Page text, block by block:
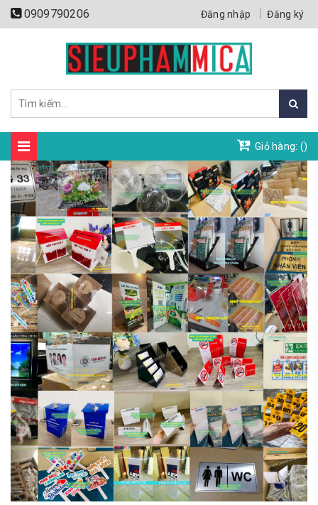
0909790206 Đăng nhập Đăng ký
Giỏ hàng: ()